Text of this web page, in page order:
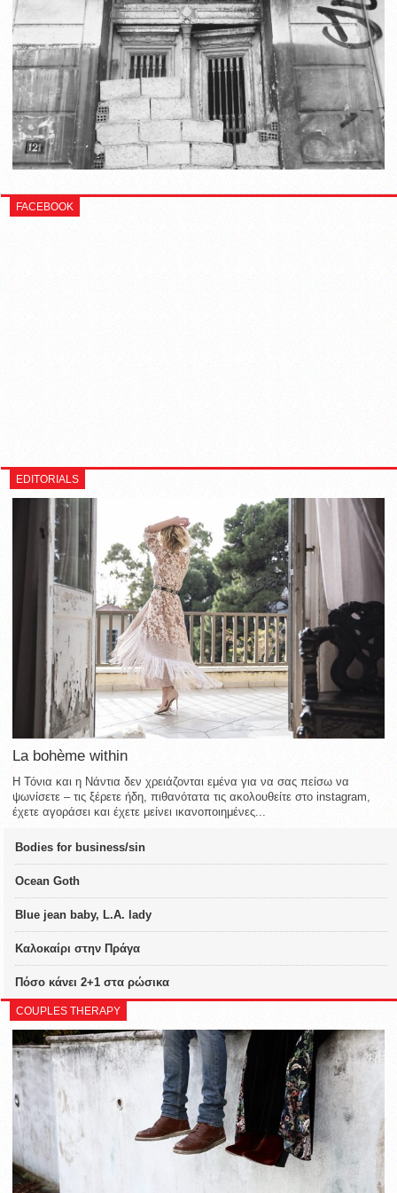
FACEBOOK
EDITORIALS
La bohème within
Η Τόνια και η Νάντια δεν χρειάζονται εμένα για να σας πείσω να
ψωνίσετε – τις ξέρετε ήδη, πιθανότατα τις ακολουθείτε στο instagram,
έχετε αγοράσει και έχετε μείνει ικανοποιημένες...
Bodies for business/sin
Ocean Goth
Blue jean baby, L.A. lady
Καλοκαίρι στην Πράγα
Πόσο κάνει 2+1 στα ρώσικα
COUPLES THERAPY